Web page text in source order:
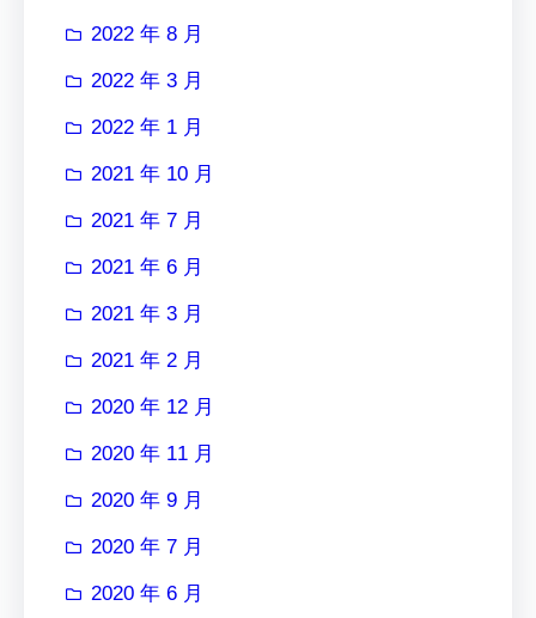
2022 年 8 月
2022 年 3 月
2022 年 1 月
2021 年 10 月
2021 年 7 月
2021 年 6 月
2021 年 3 月
2021 年 2 月
2020 年 12 月
2020 年 11 月
2020 年 9 月
2020 年 7 月
2020 年 6 月